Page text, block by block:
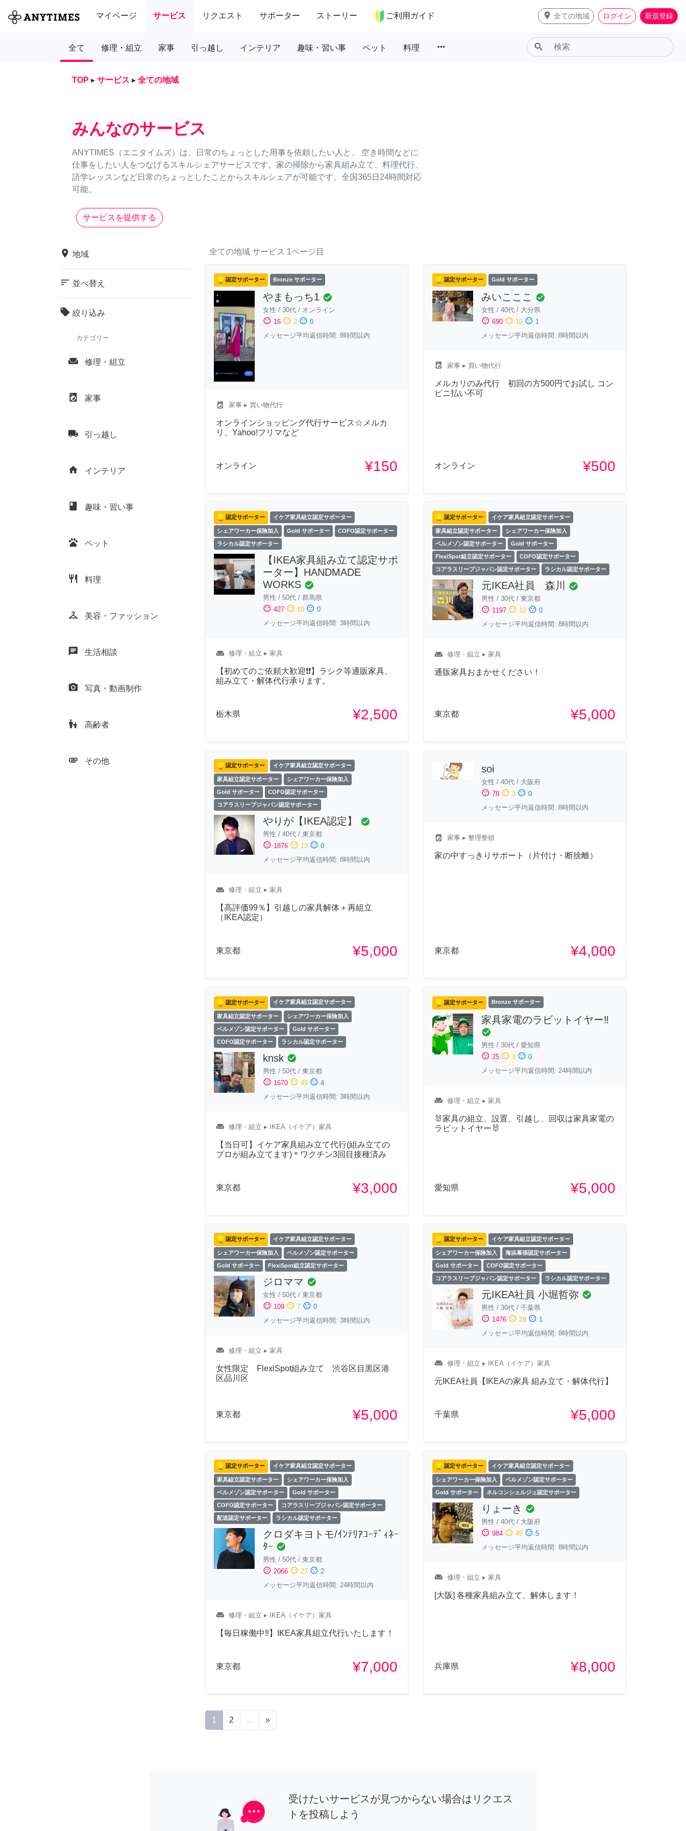
マイページ サービス リクエスト サポーター ストーリー ご利用ガイド place 全ての地域 ログイン 新規登録
全て 修理・組立 家事 引っ越し インテリア 趣味・習い事 ペット 料理 more_horiz search
TOP ▸ サービス ▸ 全ての地域
みんなのサービス
ANYTIMES（エニタイムズ）は、日常のちょっとした用事を依頼したい人と、 空き時間などに
仕事をしたい人をつなげるスキルシェアサービスです。家の掃除から家具組み立て、料理代行、
語学レッスンなど日常のちょっとしたことからスキルシェアが可能です。全国365日24時間対応
可能。
サービスを提供する
place 地域
sort 並べ替え
local_offer 絞り込み
カテゴリー
weekend 修理・組立
local_laundry_service 家事
local_shipping 引っ越し
home インテリア
class 趣味・習い事
pets ペット
restaurant 料理
checkroom 美容・ファッション
chat 生活相談
camera_alt 写真・動画制作
escalator_warning 高齢者
attachment その他
全ての地域 サービス 1ページ目
認定サポーター Bronze サポーター
やまもっち1 check_circle
女性 / 30代 / オンライン
sentiment_satisfied 16 sentiment_neutral 2 sentiment_dissatisfied 0
メッセージ平均返信時間: 8時間以内
local_laundry_service 家事 ▸ 買い物代行
オンラインショッピング代行サービス☆メルカ
リ、Yahoo!フリマなど
オンライン ¥150
認定サポーター Gold サポーター
みいこここ check_circle
女性 / 40代/ 大分県
sentiment_satisfied 690 sentiment_neutral 10 sentiment_dissatisfied 1
メッセージ平均返信時間: 8時間以内
local_laundry_service 家事▸ 買い物代行
メルカリのみ代行 初回の方500円でお試し コン
ビニ払い不可
オンライン ¥500
認定サポーター イケア家具組立認定サポーター
シェアワーカー保険加入 Gold サポーター COFO認定サポーター
ラシカル認定サポーター
【IKEA家具組み立て認定サポ
ーター】HANDMADE
WORKS check_circle
男性 / 50代 / 群馬県
sentiment_satisfied 427 sentiment_neutral 10 sentiment_dissatisfied 0
メッセージ平均返信時間: 3時間以内
weekend 修理・組立 ▸ 家具
【初めてのご依頼大歓迎❗❗】ラシク等通販家具、
組み立て・解体代行承ります。
栃木県 ¥2,500
認定サポーター イケア家具組立認定サポーター
家具組立認定サポーター シェアワーカー保険加入
ベルメゾン認定サポーター Gold サポーター
FlexiSpot組立認定サポーター COFO認定サポーター
コアラスリープジャパン認定サポーター ラシカル認定サポーター
元IKEA社員 森川 check_circle
男性 / 30代/ 東京都
sentiment_satisfied 1197 sentiment_neutral 12 sentiment_dissatisfied 0
メッセージ平均返信時間: 8時間以内
weekend 修理・組立 ▸ 家具
通販家具おまかせください！
東京都 ¥5,000
認定サポーター イケア家具組立認定サポーター
家具組立認定サポーター シェアワーカー保険加入
Gold サポーター COFO認定サポーター
コアラスリープジャパン認定サポーター
やりが【IKEA認定】 check_circle
男性 / 40代 / 東京都
sentiment_satisfied 1876 sentiment_neutral 13 sentiment_dissatisfied 0
メッセージ平均返信時間: 8時間以内
weekend 修理・組立 ▸ 家具
【高評価99％】引越しの家具解体＋再組立
（IKEA認定）
東京都 ¥5,000
soi
女性 / 40代/ 大阪府
sentiment_satisfied 78 sentiment_neutral 3 sentiment_dissatisfied 0
メッセージ平均返信時間: 8時間以内
local_laundry_service 家事▸ 整理整頓
家の中すっきりサポート（片付け・断捨離）
東京都 ¥4,000
認定サポーター イケア家具組立認定サポーター
家具組立認定サポーター シェアワーカー保険加入
ベルメゾン認定サポーター Gold サポーター
COFO認定サポーター ラシカル認定サポーター
knsk check_circle
男性 / 50代 / 東京都
sentiment_satisfied 1670 sentiment_neutral 49 sentiment_dissatisfied 4
メッセージ平均返信時間: 3時間以内
weekend 修理・組立 ▸ IKEA（イケア）家具
【当日可】イケア家具組み立て代行(組み立ての
プロが組み立てます)＊ワクチン3回目接種済み
東京都 ¥3,000
認定サポーター Bronze サポーター
家具家電のラビットイヤー‼️
check_circle
男性 / 30代/ 愛知県
sentiment_satisfied 25 sentiment_neutral 3 sentiment_dissatisfied 0
メッセージ平均返信時間: 24時間以内
weekend 修理・組立 ▸ 家具
🐰家具の組立、設置、引越し、回収は家具家電の
ラビットイヤー🐰
愛知県 ¥5,000
認定サポーター イケア家具組立認定サポーター
シェアワーカー保険加入 ベルメゾン認定サポーター
Gold サポーター FlexiSpot組立認定サポーター
ジロママ check_circle
女性 / 50代 / 東京都
sentiment_satisfied 109 sentiment_neutral 7 sentiment_dissatisfied 0
メッセージ平均返信時間: 3時間以内
weekend 修理・組立 ▸ 家具
女性限定 FlexiSpot組み立て 渋谷区目黒区港
区品川区
東京都 ¥5,000
認定サポーター イケア家具組立認定サポーター
シェアワーカー保険加入 海浜幕張認定サポーター
Gold サポーター COFO認定サポーター
コアラスリープジャパン認定サポーター ラシカル認定サポーター
元IKEA社員 小堀哲弥 check_circle
男性 / 30代/ 千葉県
sentiment_satisfied 1476 sentiment_neutral 28 sentiment_dissatisfied 1
メッセージ平均返信時間: 8時間以内
weekend 修理・組立 ▸ IKEA（イケア）家具
元IKEA社員【IKEAの家具 組み立て・解体代行】
千葉県 ¥5,000
認定サポーター イケア家具組立認定サポーター
家具組立認定サポーター シェアワーカー保険加入
ベルメゾン認定サポーター Gold サポーター
COFO認定サポーター コアラスリープジャパン認定サポーター
配送認定サポーター ラシカル認定サポーター
クロダキヨトモ/ｲﾝﾃﾘｱｺｰﾃﾞｨﾈｰ
ﾀｰ check_circle
男性 / 50代 / 東京都
sentiment_satisfied 2066 sentiment_neutral 27 sentiment_dissatisfied 2
メッセージ平均返信時間: 24時間以内
weekend 修理・組立 ▸ IKEA（イケア）家具
【毎日稼働中‼︎】IKEA家具組立代行いたします！
東京都 ¥7,000
認定サポーター イケア家具組立認定サポーター
シェアワーカー保険加入 ベルメゾン認定サポーター
Gold サポーター ネルコンシェルジュ認定サポーター
りょーき check_circle
男性 / 40代/ 大阪府
sentiment_satisfied 984 sentiment_neutral 49 sentiment_dissatisfied 5
メッセージ平均返信時間: 8時間以内
weekend 修理・組立 ▸ 家具
[大阪] 各種家具組み立て、解体します！
兵庫県 ¥8,000
1 2 ... »
受けたいサービスが見つからない場合はリクエス
トを投稿しよう